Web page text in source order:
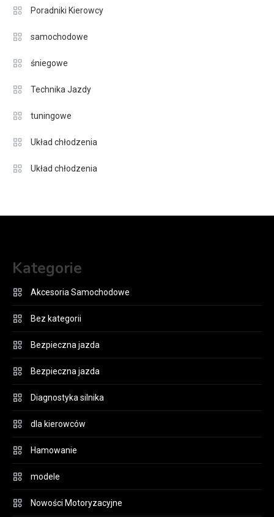
Poradniki Kierowcy
samochodowe
śniegowe
Technika Jazdy
tuningowe
Układ chłodzenia
Układ chłodzenia
Kategorie
Akcesoria Samochodowe
Bez kategorii
Bezpieczna jazda
Bezpieczna jazda
Diagnostyka silnika
dla kierowców
Hamowanie
modele
Nowości Motoryzacyjne